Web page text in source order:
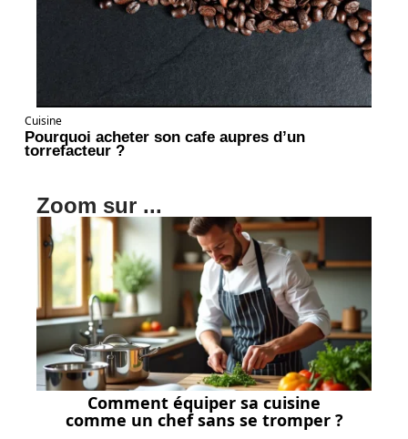
Cuisine
Pourquoi acheter son cafe aupres d’un
torrefacteur ?
Zoom sur ...
Comment équiper sa cuisine
comme un chef sans se tromper ?